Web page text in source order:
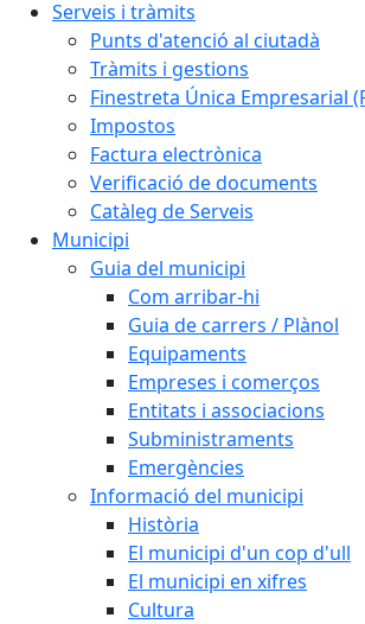
Serveis i tràmits
Punts d'atenció al ciutadà
Tràmits i gestions
Finestreta Única Empresarial
Impostos
Factura electrònica
Verificació de documents
Catàleg de Serveis
Municipi
Guia del municipi
Com arribar-hi
Guia de carrers / Plànol
Equipaments
Empreses i comerços
Entitats i associacions
Subministraments
Emergències
Informació del municipi
Història
El municipi d'un cop d'ull
El municipi en xifres
Cultura